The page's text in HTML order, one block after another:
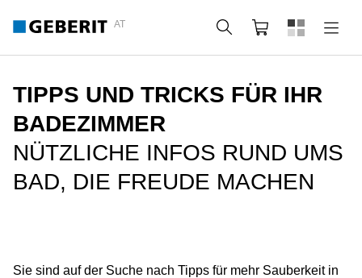
AT Suche Warenkorb
TIPPS UND TRICKS FÜR IHR
BADEZIMMER
NÜTZLICHE INFOS RUND UMS
BAD, DIE FREUDE MACHEN
Sie sind auf der Suche nach Tipps für mehr Sauberkeit in